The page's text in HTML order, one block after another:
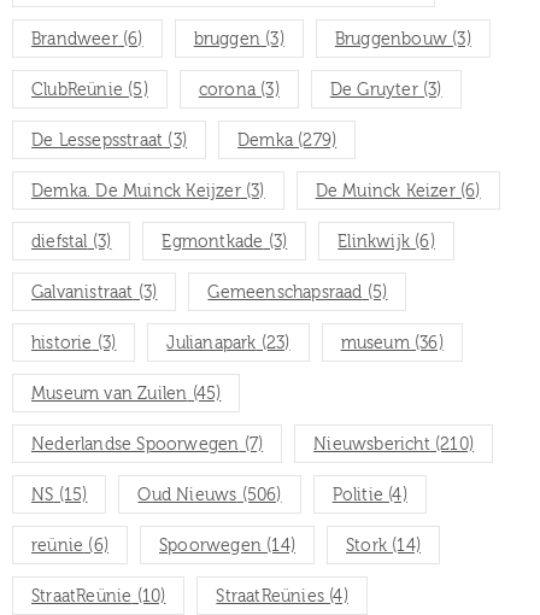
Brandweer(6) bruggen (3) Bruggenbouw (3)
ClubReünie (5) corona (3) De Gruyter(3)
De Lessepsstraat (3) Demka (279)
Demka. De Muinck Keijzer(3) De Muinck Keizer(6)
diefstal (3) Egmontkade (3) Elinkwijk (6)
Galvanistraat (3) Gemeenschapsraad (5)
historie (3) Julianapark (23) museum(36)
Museum van Zuilen (45)
Nederlandse Spoorwegen (7) Nieuwsbericht(210)
NS (15) Oud Nieuws (506) Politie (4)
reünie (6) Spoorwegen (14) Stork (14)
StraatReünie (10) StraatReünies (4)